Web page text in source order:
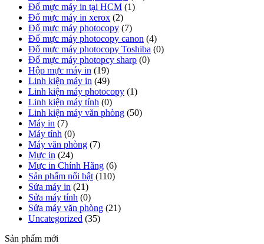
Đổ mực máy in tại HCM (1)
Đổ mực máy in xerox (2)
Đổ mực máy photocopy (7)
Đổ mực máy photocopy canon (4)
Đổ mực máy photocopy Toshiba (0)
Đổ mực máy photopcy sharp (0)
Hộp mực máy in (19)
Linh kiện máy in (49)
Linh kiện máy photocopy (1)
Linh kiện máy tính (0)
Linh kiện máy văn phòng (50)
Máy in (7)
Máy tính (0)
Máy văn phòng (7)
Mực in (24)
Mực in Chính Hãng (6)
Sản phẩm nổi bật (110)
Sửa máy in (21)
Sửa máy tính (0)
Sửa máy văn phòng (21)
Uncategorized (35)
Sản phẩm mới